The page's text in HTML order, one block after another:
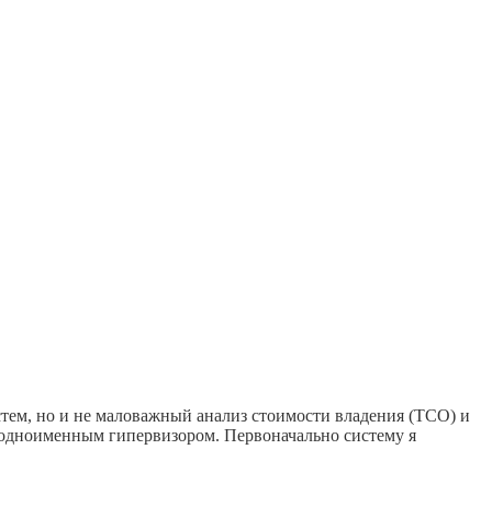
но и не маловажный анализ стоимости владения (TCO) и
гипервизором. Первоначально систему я